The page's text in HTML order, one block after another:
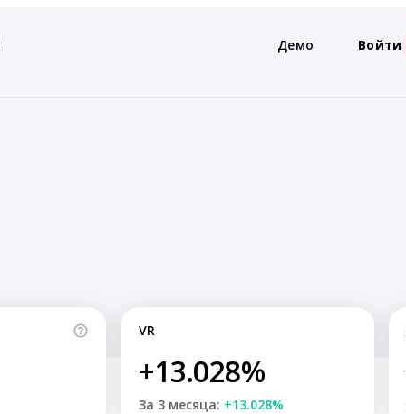
Демо Войти
VR
+13.028%
За 3 месяца: +13.028%